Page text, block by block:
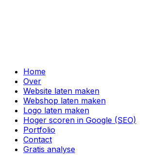
Home
Over
Website laten maken
Webshop laten maken
Logo laten maken
Hoger scoren in Google (SEO)
Portfolio
Contact
Gratis analyse